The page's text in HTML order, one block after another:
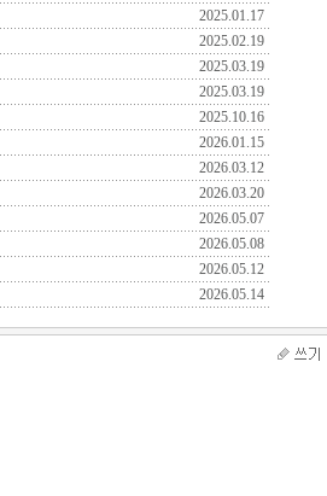
2025.01.17
2025.02.19
2025.03.19
2025.03.19
2025.10.16
2026.01.15
2026.03.12
2026.03.20
2026.05.07
2026.05.08
2026.05.12
2026.05.14